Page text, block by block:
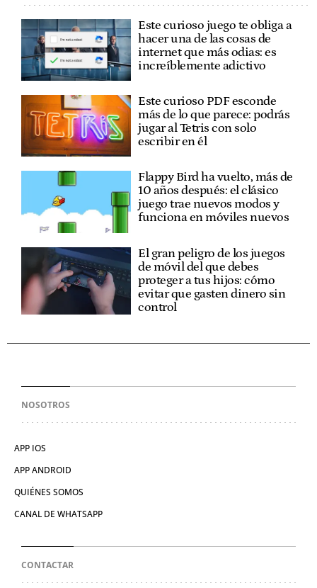
Este curioso juego te obliga a
hacer una de las cosas de
internet que más odias: es
increíblemente adictivo
Este curioso PDF esconde
más de lo que parece: podrás
jugar al Tetris con solo
escribir en él
Flappy Bird ha vuelto, más de
10 años después: el clásico
juego trae nuevos modos y
funciona en móviles nuevos
El gran peligro de los juegos
de móvil del que debes
proteger a tus hijos: cómo
evitar que gasten dinero sin
control
NOSOTROS
APP IOS
APP ANDROID
QUIÉNES SOMOS
CANAL DE WHATSAPP
CONTACTAR